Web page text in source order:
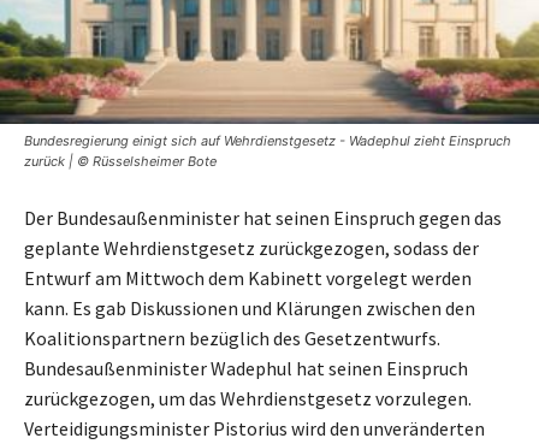
Bundesregierung einigt sich auf Wehrdienstgesetz - Wadephul zieht Einspruch
zurück | © Rüsselsheimer Bote
Der Bundesaußenminister hat seinen Einspruch gegen das
geplante Wehrdienstgesetz zurückgezogen, sodass der
Entwurf am Mittwoch dem Kabinett vorgelegt werden
kann. Es gab Diskussionen und Klärungen zwischen den
Koalitionspartnern bezüglich des Gesetzentwurfs.
Bundesaußenminister Wadephul hat seinen Einspruch
zurückgezogen, um das Wehrdienstgesetz vorzulegen.
Verteidigungsminister Pistorius wird den unveränderten